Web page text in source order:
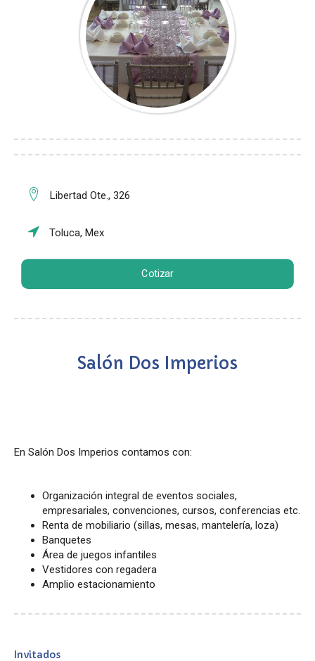
Libertad Ote., 326
Toluca, Mex
Cotizar
Salón Dos Imperios
En Salón Dos Imperios contamos con:
Organización integral de eventos sociales,
empresariales, convenciones, cursos, conferencias etc.
Renta de mobiliario (sillas, mesas, mantelería, loza)
Banquetes
Área de juegos infantiles
Vestidores con regadera
Amplio estacionamiento
Invitados